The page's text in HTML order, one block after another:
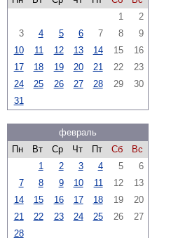
1
2
3
4 5 6 7 8
9
10
11 12 13 14 15
16
17
18 19 20 21 22
23
24
25 26 27 28 29
30
31
февраль
Пн
Вт Ср Чт Пт Сб
Вс
1
2 3 4 5
6
7
8 9 10 11 12
13
14
15 16 17 18 19
20
21
22 23 24 25 26
27
28